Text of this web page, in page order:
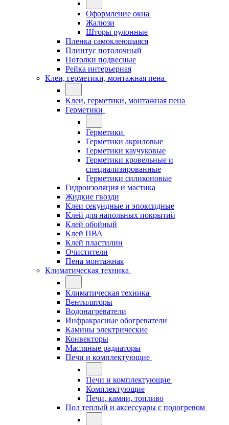
Оформление окна
Жалюзи
Шторы рулонные
Пленка самоклеющаяся
Плинтус потолочный
Потолки подвесные
Рейка интерьерная
Клеи, герметики, монтажная пена
Клеи, герметики, монтажная пена
Герметики
Герметики
Герметики акриловые
Герметики каучуковые
Герметики кровельные и
специализированные
Герметики силиконовые
Гидроизоляция и мастика
Жидкие гвозди
Клеи секундные и эпоксидные
Клей для напольных покрытий
Клей обойный
Клей ПВА
Клей пластилин
Очистители
Пена монтажная
Климатическая техника
Климатическая техника
Вентиляторы
Водонагреватели
Инфракрасные обогреватели
Камины электрические
Конвекторы
Масляные радиаторы
Печи и комплектующие
Печи и комплектующие
Комплектующие
Печи, камни, топливо
Пол теплый и аксессуары с подогревом